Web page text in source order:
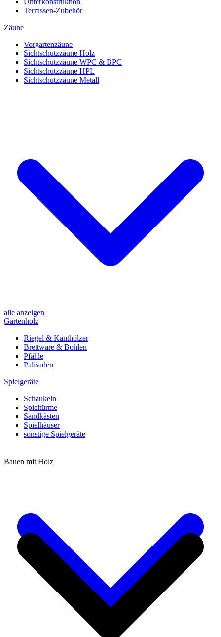
Unterkonstruktion
Terrassen-Zubehör
Zäune
Vorgartenzäune
Sichtschutzzäune Holz
Sichtschutzzäune WPC & BPC
Sichtschutzzäune HPL
Sichtschutzzäune Metall
alle anzeigen
Gartenholz
Riegel & Kanthölzer
Brettware & Bohlen
Pfähle
Palisaden
Spielgeräte
Schaukeln
Spieltürme
Sandkästen
Spielhäuser
sonstige Spielgeräte
Bauen mit Holz